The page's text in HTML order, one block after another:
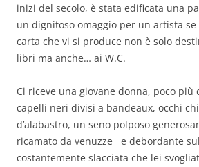
inizi del secolo, è stata edificata una
un dignitoso omaggio per un artista se
carta che vi si produce non è solo
libri ma anche… ai W.C.
Ci riceve una giovane donna, poco più
capelli neri divisi a bandeaux, occhi
d’alabastro, un seno polposo
ricamato da venuzze e debordante
costantemente slacciata che lei